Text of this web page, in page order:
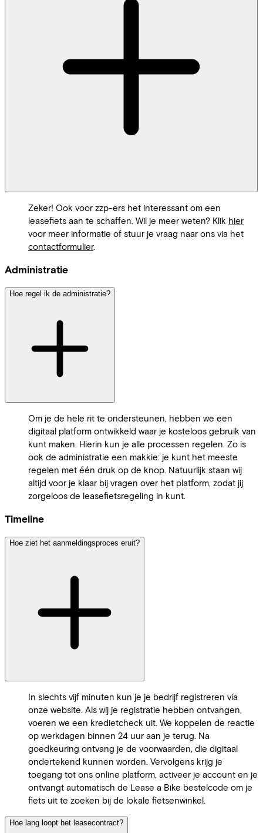
Zeker! Ook voor zzp-ers het interessant om een
leasefiets aan te schaffen. Wil je meer weten? Klik hier
voor meer informatie of stuur je vraag naar ons via het
contactformulier.
Administratie
Hoe regel ik de administratie?
Om je de hele rit te ondersteunen, hebben we een
digitaal platform ontwikkeld waar je kosteloos gebruik van
kunt maken. Hierin kun je alle processen regelen. Zo is
ook de administratie een makkie: je kunt het meeste
regelen met één druk op de knop. Natuurlijk staan wij
altijd voor je klaar bij vragen over het platform, zodat jij
zorgeloos de leasefietsregeling in kunt.
Timeline
Hoe ziet het aanmeldingsproces eruit?
In slechts vijf minuten kun je je bedrijf registreren via
onze website. Als wij je registratie hebben ontvangen,
voeren we een kredietcheck uit. We koppelen de reactie
op werkdagen binnen 24 uur aan je terug. Na
goedkeuring ontvang je de voorwaarden, die digitaal
ondertekend kunnen worden. Vervolgens krijg je
toegang tot ons online platform, activeer je account en je
ontvangt automatisch de Lease a Bike bestelcode om je
fiets uit te zoeken bij de lokale fietsenwinkel.
Hoe lang loopt het leasecontract?